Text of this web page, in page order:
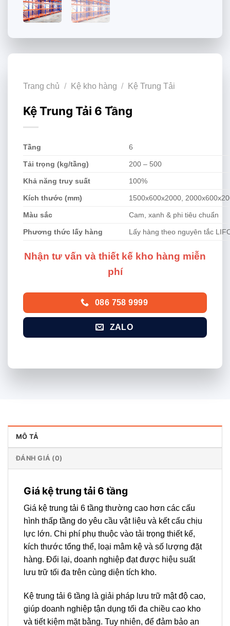
Trang chủ / Kệ kho hàng / Kệ Trung Tải
Kệ Trung Tải 6 Tầng
Tầng 6
Tải trọng (kg/tầng) 200 – 500
Khả năng truy suất 100%
Kích thước (mm) 1500x600x2000,
Màu sắc Cam, xanh & phi tiêu chuẩn
Phương thức lấy hàng Lấy hàng theo nguyên tắc
Nhận tư vấn và thiết kế kho hàng miễn
phí
086 758 9999
ZALO
MÔ TẢ
ĐÁNH GIÁ (0)
Giá kệ trung tải 6 tầng
Giá kệ trung tải 6 tầng thường cao hơn các cấu
hình thấp tầng do yêu cầu vật liệu và kết cấu chịu
lực lớn. Chi phí phụ thuộc vào tải trọng thiết kế,
kích thước tổng thể, loại mâm kệ và số lượng đặt
hàng. Đổi lại, doanh nghiệp đạt được hiệu suất
lưu trữ tối đa trên cùng diện tích kho.
Kệ trung tải 6 tầng là giải pháp lưu trữ mật độ cao,
giúp doanh nghiệp tận dụng tối đa chiều cao kho
và tiết kiệm mặt bằng. Tuy nhiên, để đảm bảo an